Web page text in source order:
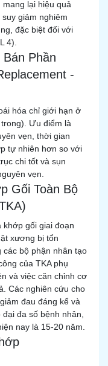
lại hiệu quả
giảm nghiêm
đặc biệt đối với
4).
Phần
-
hóa chỉ giới hạn ở
Ưu điểm là
vẹn, thời gian
tự nhiên hơn so với
chi tốt và sụn
vẹn.
Gối Toàn Bộ
khớp gối giai đoạn
xương bị tổn
bộ phận nhân tạo
của TKA phụ
và việc căn chỉnh cơ
Các nghiên cứu cho
đau đáng kể và
đa số bệnh nhân,
nay là 15-20 năm.